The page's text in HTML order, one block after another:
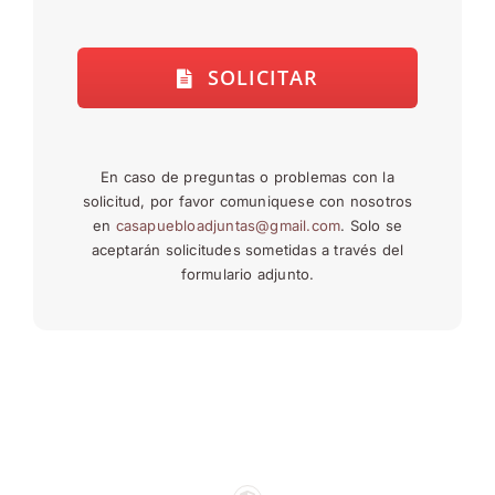
SOLICITAR
En caso de preguntas o problemas con la
solicitud, por favor comuniquese con nosotros
en casapuebloadjuntas@gmail.com. Solo se
aceptarán solicitudes sometidas a través del
formulario adjunto.